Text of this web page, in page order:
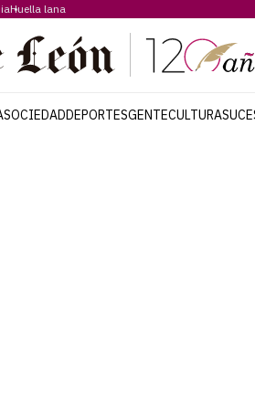
Huella lana
SOCIEDADDEPORTESGENTECULTURA